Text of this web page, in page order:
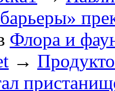
Флора и
→